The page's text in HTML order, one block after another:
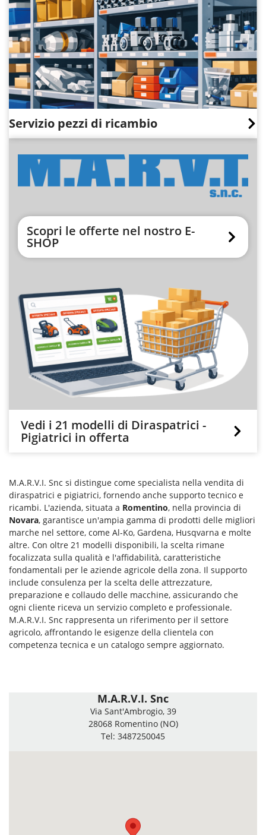
Servizio pezzi di ricambio
Scopri le offerte nel nostro E-
SHOP
Vedi i 21 modelli di Diraspatrici -
Pigiatrici in offerta
M.A.R.V.I. Snc si distingue come specialista nella vendita di
diraspatrici e pigiatrici, fornendo anche supporto tecnico e
ricambi. L'azienda, situata a Romentino, nella provincia di
Novara, garantisce un'ampia gamma di prodotti delle migliori
marche nel settore, come Al-Ko, Gardena, Husqvarna e molte
altre. Con oltre 21 modelli disponibili, la scelta rimane
focalizzata sulla qualità e l'affidabilità, caratteristiche
fondamentali per le aziende agricole della zona. Il supporto
include consulenza per la scelta delle attrezzature,
preparazione e collaudo delle macchine, assicurando che
ogni cliente riceva un servizio completo e professionale.
M.A.R.V.I. Snc rappresenta un riferimento per il settore
agricolo, affrontando le esigenze della clientela con
competenza tecnica e un catalogo sempre aggiornato.
M.A.R.V.I. Snc
Via Sant'Ambrogio, 39
28068 Romentino (NO)
Tel: 3487250045